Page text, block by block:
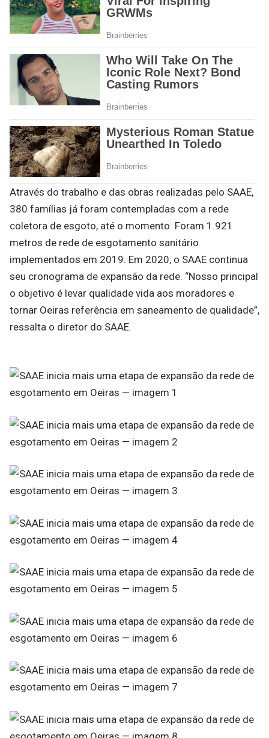
Através do trabalho e das obras realizadas pelo SAAE,
380 famílias já foram contempladas com a rede
coletora de esgoto, até o momento. Foram 1.921
metros de rede de esgotamento sanitário
implementados em 2019. Em 2020, o SAAE continua
seu cronograma de expansão da rede. “Nosso principal
o objetivo é levar qualidade vida aos moradores e
tornar Oeiras referência em saneamento de qualidade”,
ressalta o diretor do SAAE.